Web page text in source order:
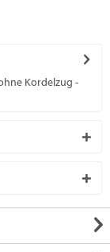
Kordelzug -